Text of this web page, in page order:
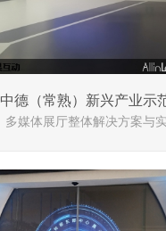
中德（常熟）新兴产业示
多媒体展厅整体解决方案与